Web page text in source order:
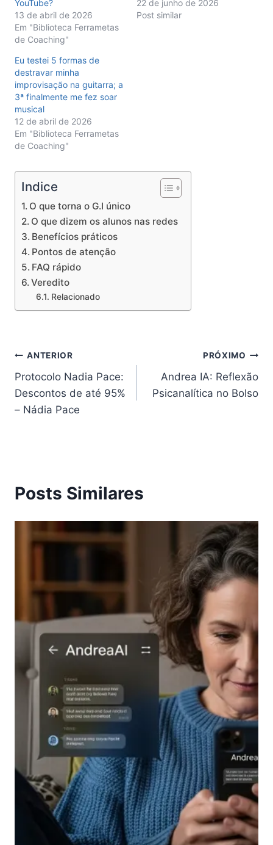
YouTube?
13 de abril de 2026
Em "Biblioteca Ferrametas
de Coaching"
22 de junho de 2026
Post similar
Eu testei 5 formas de
destravar minha
improvisação na guitarra; a
3ª finalmente me fez soar
musical
12 de abril de 2026
Em "Biblioteca Ferrametas
de Coaching"
Indice
O que torna o G.I único
O que dizem os alunos nas redes
Benefícios práticos
Pontos de atenção
FAQ rápido
Veredito
Relacionado
Navegação
de
Post
ANTERIOR
Protocolo Nadia Pace:
Descontos de até 95%
– Nádia Pace
PRÓXIMO
Andrea IA: Reflexão
Psicanalítica no Bolso
Posts Similares